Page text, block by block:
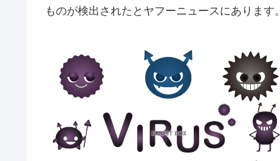
ものが検出されたとヤフーニュースにあります。